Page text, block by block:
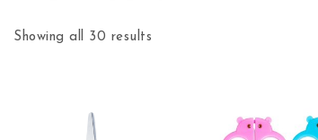
Showing all 30 results